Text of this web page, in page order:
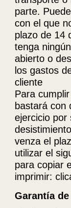
parte.
con el que
plazo de 14
tenga
abierto o
los gastos
cliente
Para
bastará con
ejercicio por
venza el
utilizar el
para copiar
imprimir:
Garantía